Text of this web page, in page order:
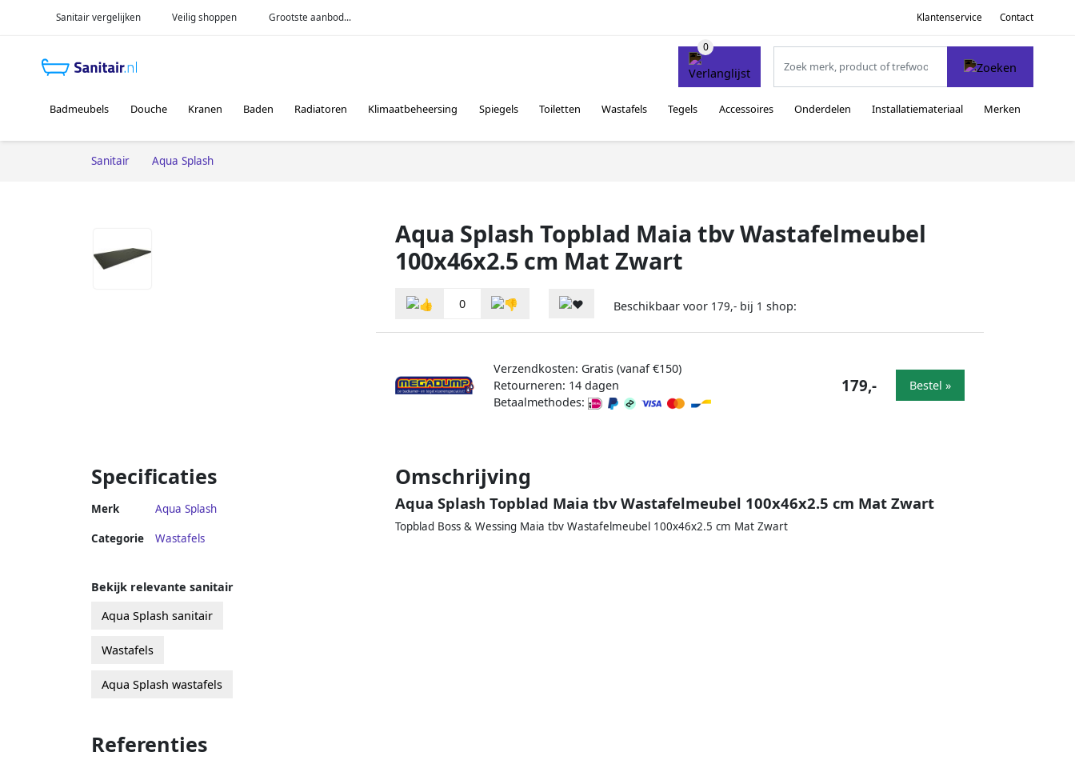
Sanitair vergelijken Veilig shoppen Grootste aanbod... Klantenservice Contact
Badmeubels Douche Kranen Baden Radiatoren Klimaatbeheersing Spiegels Toiletten Wastafels Tegels Accessoires Onderdelen Installatiemateriaal Merken
Sanitair Aqua Splash
Aqua Splash Topblad Maia tbv Wastafelmeubel
100x46x2.5 cm Mat Zwart
0 Beschikbaar voor 179,- bij 1 shop:
Verzendkosten: Gratis (vanaf €150)
Retourneren: 14 dagen
Betaalmethodes:
179,- Bestel »
Specificaties
Merk Aqua Splash
Categorie Wastafels
Omschrijving
Aqua Splash Topblad Maia tbv Wastafelmeubel 100x46x2.5 cm Mat Zwart
Topblad Boss & Wessing Maia tbv Wastafelmeubel 100x46x2.5 cm Mat Zwart
Bekijk relevante sanitair
Aqua Splash sanitair
Wastafels
Aqua Splash wastafels
Referenties